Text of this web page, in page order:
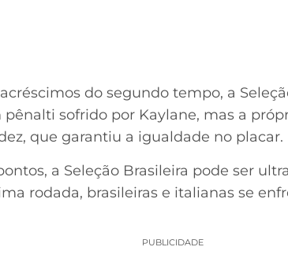
do segundo tempo, a
sofrido por Kaylane, mas a
que garantiu a igualdade no placar.
a Seleção Brasileira pode ser
rodada, brasileiras e italianas se
PUBLICIDADE